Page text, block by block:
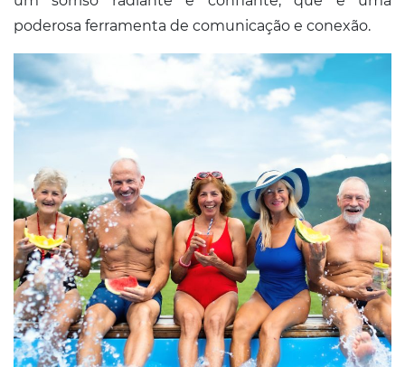
poderosa ferramenta de comunicação e conexão.